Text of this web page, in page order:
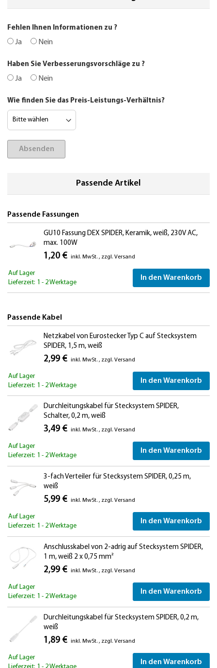
Fehlen Ihnen Informationen zu ?
Ja Nein
Haben Sie Verbesserungsvorschläge zu ?
Ja Nein
Wie finden Sie das Preis-Leistungs-Verhältnis?
Absenden
Passende Artikel
Passende Fassungen
GU10 Fassung DEX SPIDER, Keramik, weiß, 230V AC,
max. 100W
1,20 € inkl. MwSt. , zzgl. Versand
Auf Lager
Lieferzeit: 1 - 2 Werktage
In den Warenkorb
Passende Kabel
Netzkabel von Eurostecker Typ C auf Stecksystem
SPIDER, 1,5 m, weiß
2,99 € inkl. MwSt. , zzgl. Versand
Auf Lager
Lieferzeit: 1 - 2 Werktage
In den Warenkorb
Durchleitungskabel für Stecksystem SPIDER,
Schalter, 0,2 m, weiß
3,49 € inkl. MwSt. , zzgl. Versand
Auf Lager
Lieferzeit: 1 - 2 Werktage
In den Warenkorb
3-fach Verteiler für Stecksystem SPIDER, 0,25 m,
weiß
5,99 € inkl. MwSt. , zzgl. Versand
Auf Lager
Lieferzeit: 1 - 2 Werktage
In den Warenkorb
Anschlusskabel von 2-adrig auf Stecksystem SPIDER,
1 m, weiß 2 x 0,75 mm²
2,99 € inkl. MwSt. , zzgl. Versand
Auf Lager
Lieferzeit: 1 - 2 Werktage
In den Warenkorb
Durchleitungskabel für Stecksystem SPIDER, 0,2 m,
weiß
1,89 € inkl. MwSt. , zzgl. Versand
Auf Lager
Lieferzeit: 1 - 2 Werktage
In den Warenkorb